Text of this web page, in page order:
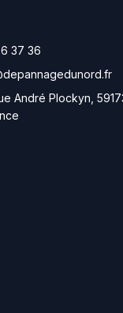
37 36
André Plockyn,